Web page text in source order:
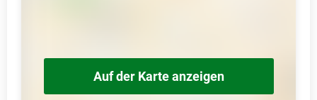
Auf der Karte anzeigen